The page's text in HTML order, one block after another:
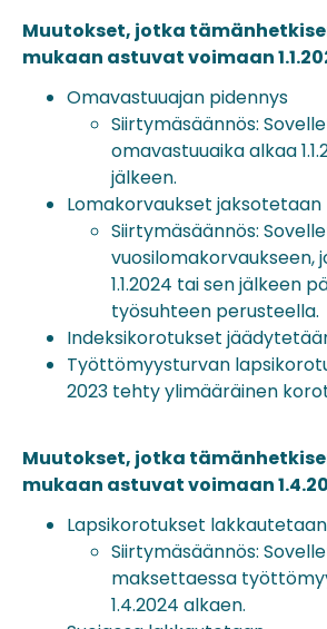
Muutokset, jotka
mukaan astuvat voimaan
Omavastuuajan pidennys
Siirtymäsäännös:
omavastuuaika alkaa
jälkeen.
Lomakorvaukset jaksotetaan
Siirtymäsäännös:
vuosilomakorvaukseen,
1.1.2024 tai sen jälkeen
työsuhteen perusteella.
Indeksikorotukset
Työttömyysturvan
2023 tehty ylimääräinen
Muutokset, jotka
mukaan astuvat voimaan
Lapsikorotukset lakkautetaan
Siirtymäsäännös:
maksettaessa
1.4.2024 alkaen.